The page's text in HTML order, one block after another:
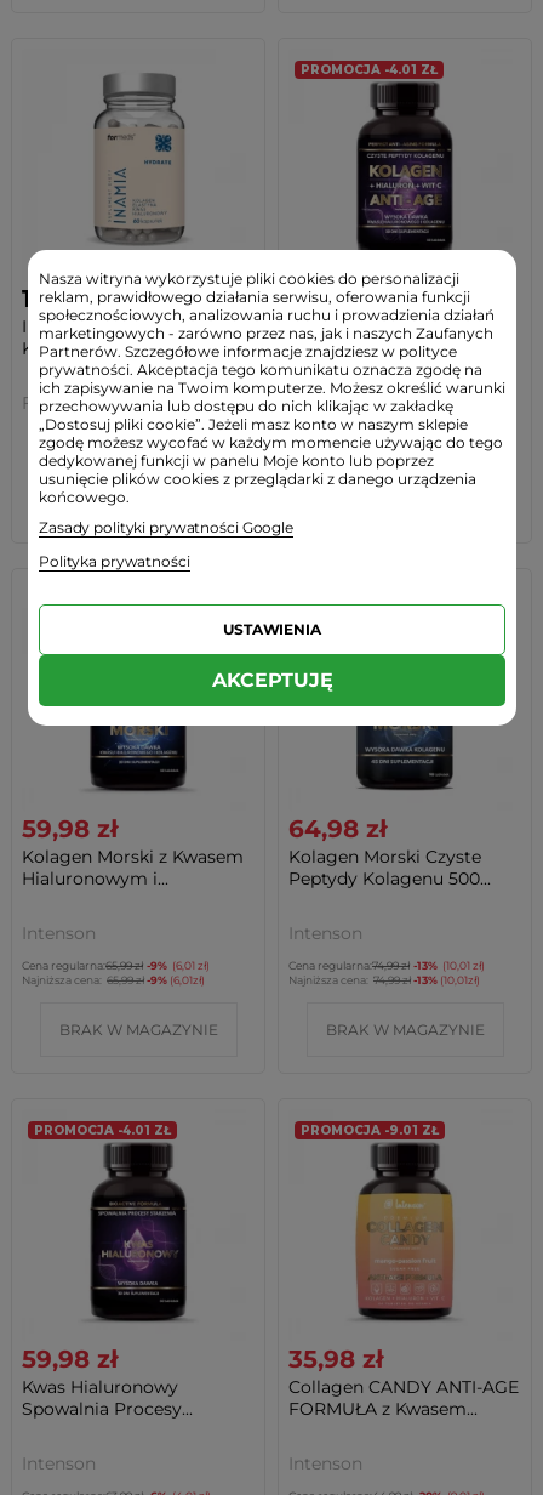
135,99 zł
INAMIA Kwas Hialuronowy
Kolagen Elastyna...
Formeds
BRAK W MAGAZYNIE
PROMOCJA -4.01 ZŁ
38,98 zł
Kolagen ANTI-AGE z
Kwasem Hialuronowym i...
Intenson
Cena regularna: 42,99 zł -9%
(4,01 zł)
Najniższa cena: 42,99 zł -9%(4,01zł)
59,98 zł
Kolagen Morski z Kwasem
Hialuronowym i...
Intenson
Cena regularna:65,99 zł -9% (6,01 zł)
Najniższa cena: 65,99 zł-9% (6,01zł)
BRAK W MAGAZYNIE
64,98 zł
Kolagen Morski Czyste
Peptydy Kolagenu 500...
Intenson
Cena regularna:74,99 zł -13% (10,01 zł)
Najniższa cena: 74,99 zł-13% (10,01zł)
BRAK W MAGAZYNIE
PROMOCJA -4.01 ZŁ
59,98 zł
Kwas Hialuronowy
Spowalnia Procesy...
Intenson
PROMOCJA -9.01 ZŁ
35,98 zł
Collagen CANDY ANTI-AGE
FORMUŁA z Kwasem...
Intenson
Nasza witryna wykorzystuje pliki cookies do personalizacji
reklam, prawidłowego działania serwisu, oferowania funkcji
społecznościowych, analizowania ruchu i prowadzienia działań
marketingowych - zarówno przez nas, jak i naszych Zaufanych
Partnerów. Szczegółowe informacje znajdziesz w polityce
prywatności. Akceptacja tego komunikatu oznacza zgodę na
ich zapisywanie na Twoim komputerze. Możesz określić warunki
przechowywania lub dostępu do nich klikając w zakładkę
„Dostosuj pliki cookie”. Jeżeli masz konto w naszym sklepie
zgodę możesz wycofać w każdym momencie używając do tego
dedykowanej funkcji w panelu Moje konto lub poprzez
usunięcie plików cookies z przeglądarki z danego urządzenia
końcowego.
Zasady polityki prywatności Google
Polityka prywatności
USTAWIENIA
AKCEPTUJĘ